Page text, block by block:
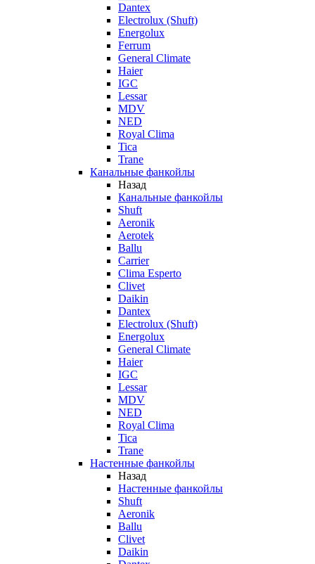
Dantex
Electrolux (Shuft)
Energolux
Ferrum
General Climate
Haier
IGC
Lessar
MDV
NED
Royal Clima
Tica
Trane
Канальные фанкойлы
Назад
Канальные фанкойлы
Shuft
Aeronik
Aerotek
Ballu
Carrier
Clima Esperto
Clivet
Daikin
Dantex
Electrolux (Shuft)
Energolux
General Climate
Haier
IGC
Lessar
MDV
NED
Royal Clima
Tica
Trane
Настенные фанкойлы
Назад
Настенные фанкойлы
Shuft
Aeronik
Ballu
Clivet
Daikin